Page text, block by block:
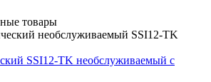
товары
SSI12-TK необслуживаемый с